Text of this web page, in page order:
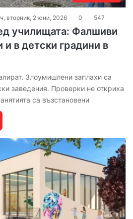
вторник, 2 юни, 2026 0 547
училищата: Фалшиви
и в детски градини в
Злоумишлени заплахи са
заведения. Проверки не откриха
са възстановени